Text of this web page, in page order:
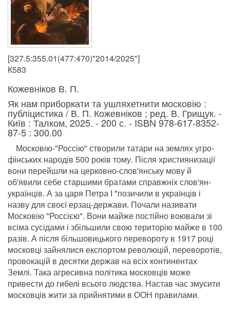
[327.5:355.01(477:470)"2014/2025"]
К583
Кожевніков В. П.
Як нам приборкати та ушляхетнити московію :
публіцистика / В. П. Кожевніков ; ред. В. Грищук. -
Київ : Талком, 2025. - 200 с. - ISBN 978-617-8352-
87-5 : 300.00
Московію-"Россію" створили татари на землях угро-
фінських народів 500 років тому. Після християнизації
вони перейшли на церковно-слов'янську мову й
об'явили себе старшими братами справжніх слов'ян-
українців. А за царя Петра І "позичили в українців і
назву для своєї ерзац-держави. Почали називати
Московію "Россією". Вони майже постійно воювали зі
всіма сусідами і збільшили свою територію майже в 100
разів. А після більшовицького перевороту в 1917 році
московці зайнялися експортом революцій, переворотів,
провокацій в десятки держав на всіх континентах
Землі. Така агресивна політика московців може
привести до гибелі всього людства. Настав час змусити
московців жити за прийнятими в ООН правилами.